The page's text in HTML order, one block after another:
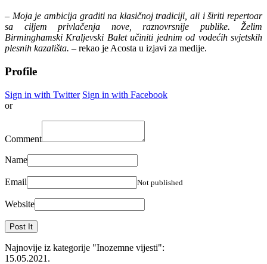
– Moja je ambicija graditi na klasičnoj tradiciji, ali i širiti repertoar
sa ciljem privlačenja nove, raznovrsnije publike. Želim
Birminghamski Kraljevski Balet učiniti jednim od vodećih svjetskih
plesnih kazališta. – rekao je Acosta u izjavi za medije.
Profile
Sign in with Twitter Sign in with Facebook
or
Comment
Name
Email Not published
Website
Najnovije iz kategorije "Inozemne vijesti":
15.05.2021.